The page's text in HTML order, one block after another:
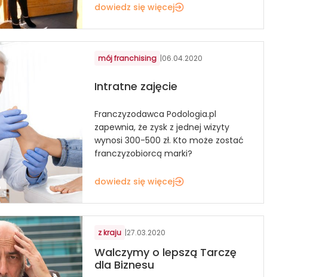
dowiedz się więcej
mój franchising |06.04.2020
Intratne zajęcie
Franczyzodawca Podologia.pl
zapewnia, że zysk z jednej wizyty
wynosi 300-500 zł. Kto może zostać
franczyzobiorcą marki?
dowiedz się więcej
z kraju |27.03.2020
Walczymy o lepszą Tarczę
dla Biznesu